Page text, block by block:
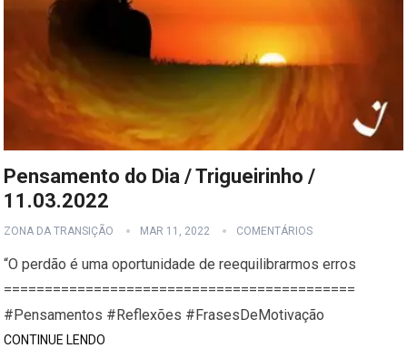
Pensamento do Dia / Trigueirinho /
11.03.2022
ZONA DA TRANSIÇÃO MAR 11, 2022 COMENTÁRIOS
“O perdão é uma oportunidade de reequilibrarmos erros
===========================================
#Pensamentos #Reflexões #FrasesDeMotivação
CONTINUE LENDO